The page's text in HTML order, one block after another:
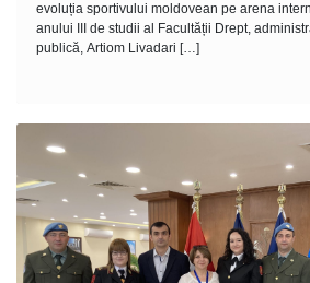
evoluția sportivului moldovean pe arena
anului III de studii al Facultății Drept,
publică, Artiom Livadari […]